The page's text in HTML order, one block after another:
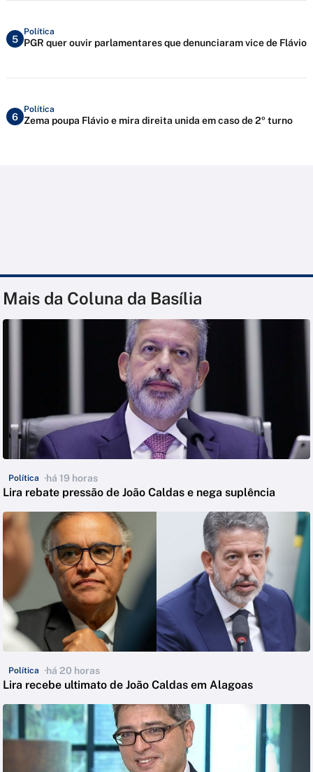
5
Política
PGR quer ouvir parlamentares que denunciaram vice de Flávio
6
Política
Zema poupa Flávio e mira direita unida em caso de 2º turno
Mais da Coluna da Basília
Política há 19 horas
Lira rebate pressão de João Caldas e nega suplência
Política há 20 horas
Lira recebe ultimato de João Caldas em Alagoas